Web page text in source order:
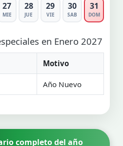
27
MIE
28
JUE
29
VIE
30
SAB
31
DOM
en Enero 2027
Motivo
Año Nuevo
completo del año